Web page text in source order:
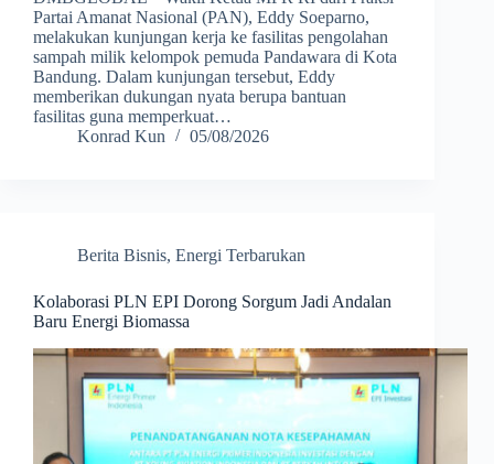
Partai Amanat Nasional (PAN), Eddy Soeparno,
melakukan kunjungan kerja ke fasilitas pengolahan
sampah milik kelompok pemuda Pandawara di Kota
Bandung. Dalam kunjungan tersebut, Eddy
memberikan dukungan nyata berupa bantuan
fasilitas guna memperkuat…
Konrad Kun
05/08/2026
Berita Bisnis, Energi Terbarukan
Kolaborasi PLN EPI Dorong Sorgum Jadi Andalan
Baru Energi Biomassa